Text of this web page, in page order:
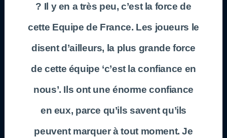
? Il y en a très peu, c’est la force de
cette Equipe de France. Les joueurs le
disent d’ailleurs, la plus grande force
de cette équipe ‘c’est la confiance en
nous’. Ils ont une énorme confiance
en eux, parce qu’ils savent qu’ils
peuvent marquer à tout moment. Je